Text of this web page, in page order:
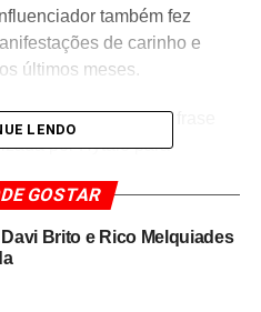
também fez
de carinho e
últimos meses.
a atenção foi a frase
por Hytalo para
rapidamente repercutiu
solidariedade nas
reforça que a fé tem
LENDO
GOSTAR
Brito e Rico Melquiades